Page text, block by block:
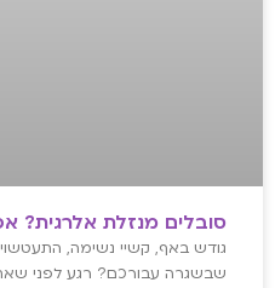
סובלים מנזלת אלרגית?
גודש באף, קשיי נשימה,
שבשגרה עבורכם? רגע לפני